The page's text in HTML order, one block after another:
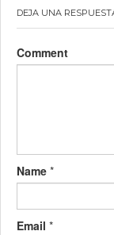
DEJA UNA
Comment
Name *
Email *